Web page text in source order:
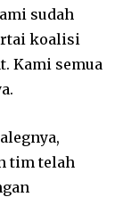
sudah
koalisi
Kami semua
tim telah